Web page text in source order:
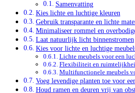
Samenvatting
Kies lichte en luchtige kleuren
Gebruik transparante en lichte
Minimaliseer rommel en
Laat natuurlijk licht binnenstromen
Kies voor lichte en luchtige
Lichte meubels voor een
Flexibiliteit en
Multifunctionele meubels
Voeg levendige planten toe voor
Houd ramen en deuren vrij van